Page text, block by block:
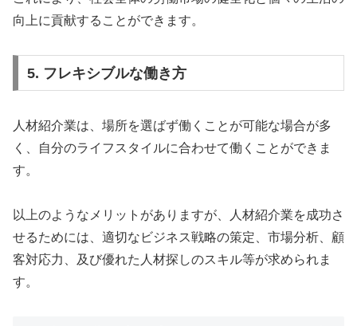
向上に貢献することができます。
5. フレキシブルな働き方
人材紹介業は、場所を選ばず働くことが可能な場合が多
く、自分のライフスタイルに合わせて働くことができま
す。
以上のようなメリットがありますが、人材紹介業を成功さ
せるためには、適切なビジネス戦略の策定、市場分析、顧
客対応力、及び優れた人材探しのスキル等が求められま
す。